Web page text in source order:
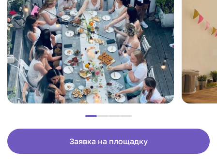
Заявка на площадку